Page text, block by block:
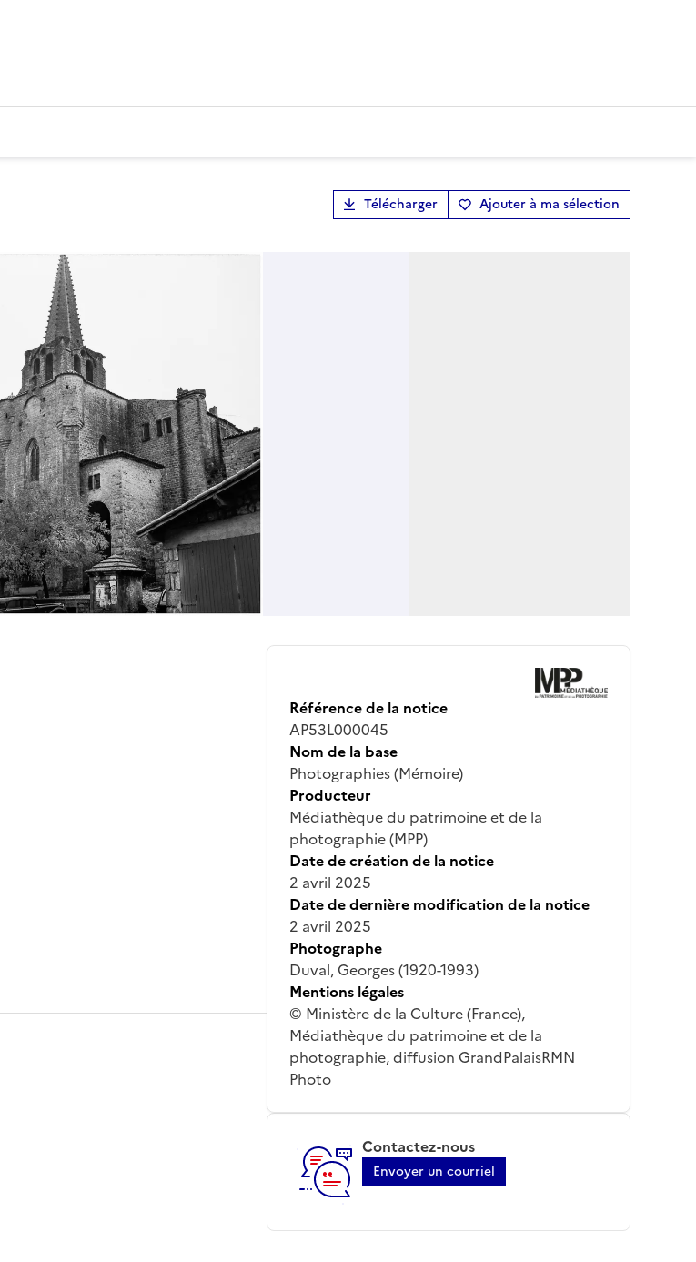
Télécharger Ajouter à ma sélection
Référence de la notice
AP53L000045
Nom de la base
Photographies (Mémoire)
Producteur
Médiathèque du patrimoine et de la
photographie (MPP)
Date de création de la notice
2 avril 2025
Date de dernière modification de la notice
2 avril 2025
Photographe
Duval, Georges (1920-1993)
Mentions légales
© Ministère de la Culture (France),
Médiathèque du patrimoine et de la
photographie, diffusion GrandPalaisRMN
Photo
Contactez-nous
Envoyer un courriel